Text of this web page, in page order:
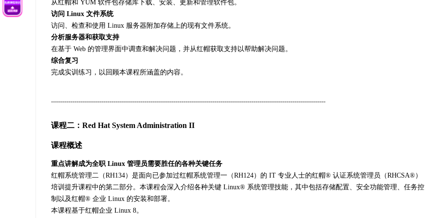
从红帽和 YUM 软件包存储库下载、安装、更新和管理软件包。
访问 Linux 文件系统
访问、检查和使用 Linux 服务器附加存储上的现有文件系统。
分析服务器和获取支持
在基于 Web 的管理界面中调查和解决问题，并从红帽获取支持以帮助解决问题。
综合复习
完成实训练习，以回顾本课程所涵盖的内容。
---------------------------------------------------------------------------------------------------------------------------------------------
课程二：Red Hat System Administration II
课程概述
重点讲解成为全职 Linux 管理员需要胜任的各种关键任务
红帽系统管理二（RH134）是面向已参加过红帽系统管理一（RH124）的 IT 专业人士的红帽® 认证系统管理员（RHCSA®）
培训提升课程中的第二部分。本课程会深入介绍各种关键 Linux® 系统管理技能，其中包括存储配置、安全功能管理、任务控
制以及红帽® 企业 Linux 的安装和部署。
本课程基于红帽企业 Linux 8。